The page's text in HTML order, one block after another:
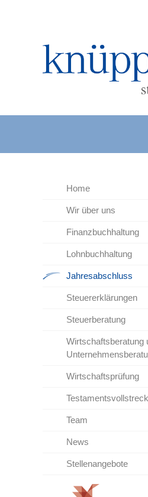
Home
Wir über uns
Finanzbuchhaltung
Lohnbuchhaltung
Jahresabschluss
Steuererklärungen
Steuerberatung
Wirtschaftsberatung
Wirtschaftsprüfung
Team
News
Stellenangebote